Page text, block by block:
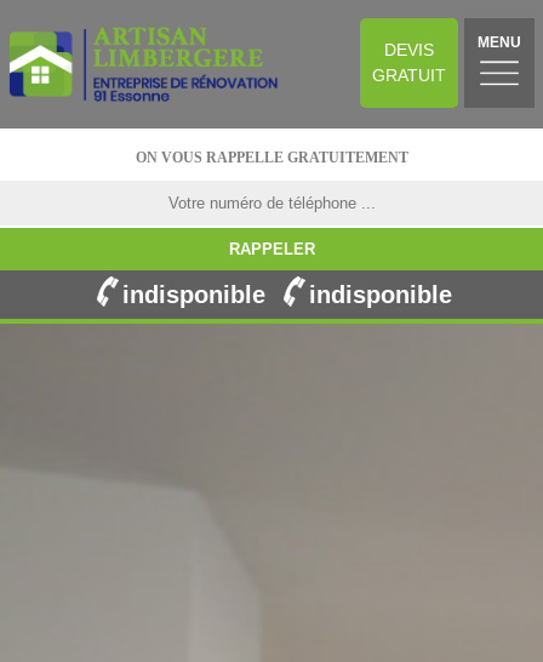
DEVIS
GRATUIT
MENU
ON VOUS RAPPELLE GRATUITEMENT
indisponible indisponible